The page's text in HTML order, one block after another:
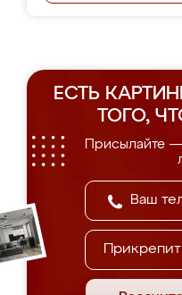
ЕСТЬ
ТОГО,
Присылайте